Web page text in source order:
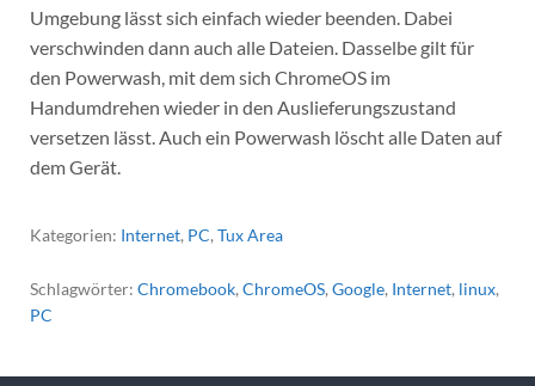
Umgebung lässt sich einfach wieder beenden. Dabei
verschwinden dann auch alle Dateien. Dasselbe gilt für
den Powerwash, mit dem sich ChromeOS im
Handumdrehen wieder in den Auslieferungszustand
versetzen lässt. Auch ein Powerwash löscht alle Daten auf
dem Gerät.
Kategorien: Internet, PC,Tux Area
Schlagwörter: Chromebook, ChromeOS, Google, Internet, linux,
PC